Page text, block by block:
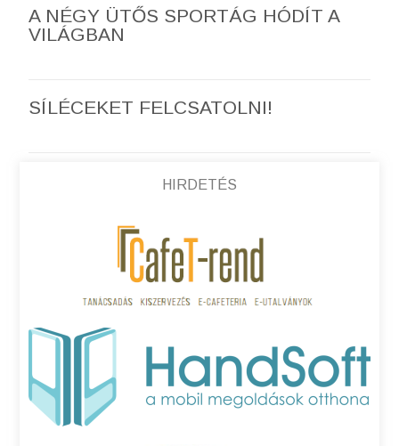
A NÉGY ÜTŐS SPORTÁG HÓDÍT A
VILÁGBAN
SÍLÉCEKET FELCSATOLNI!
HIRDETÉS